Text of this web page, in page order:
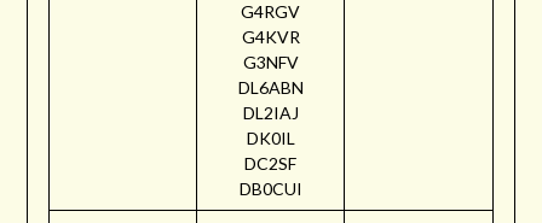
G4RGV
G4KVR
G3NFV
DL6ABN
DL2IAJ
DK0IL
DC2SF
DB0CUI